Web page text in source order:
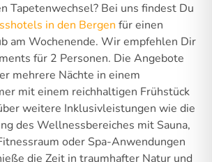
Tapetenwechsel? Bei uns findest Du
in den Bergen für einen
am Wochenende. Wir empfehlen Dir
für 2 Personen. Die Angebote
mehrere Nächte in einem
mit einem reichhaltigen Frühstück
weitere Inklusivleistungen wie die
des Wellnessbereiches mit Sauna,
oder Spa-Anwendungen
die Zeit in traumhafter Natur und